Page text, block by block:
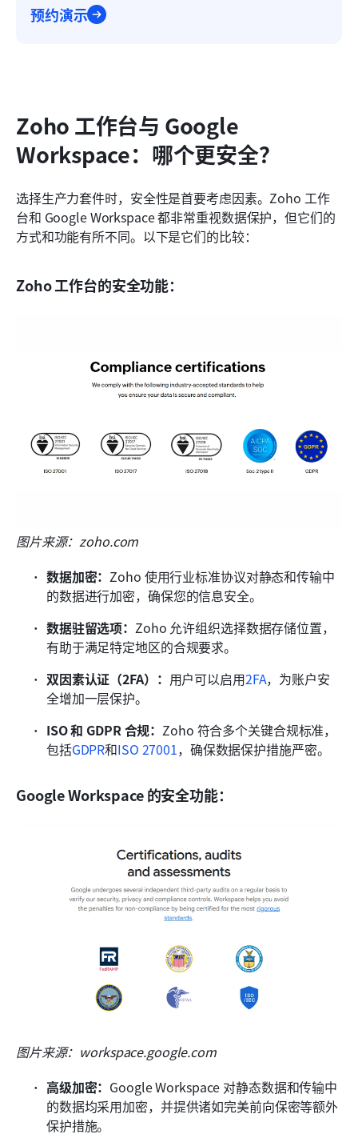
预约演示
Zoho 工作台与 Google
Workspace：哪个更安全？
选择生产力套件时，安全性是首要考虑因素。Zoho 工作
台和 Google Workspace 都非常重视数据保护，但它们的
方式和功能有所不同。以下是它们的比较：
Zoho 工作台的安全功能：
图片来源：zoho.com
数据加密：Zoho 使用行业标准协议对静态和传输中
的数据进行加密，确保您的信息安全。
数据驻留选项：Zoho 允许组织选择数据存储位置，
有助于满足特定地区的合规要求。
双因素认证（2FA）： 用户可以启用2FA，为账户安
全增加一层保护。
ISO 和 GDPR 合规：Zoho 符合多个关键合规标准，
包括GDPR和ISO 27001，确保数据保护措施严密。
Google Workspace 的安全功能：
图片来源：workspace.google.com
高级加密： Google Workspace 对静态数据和传输中
的数据均采用加密，并提供诸如完美前向保密等额外
保护措施。